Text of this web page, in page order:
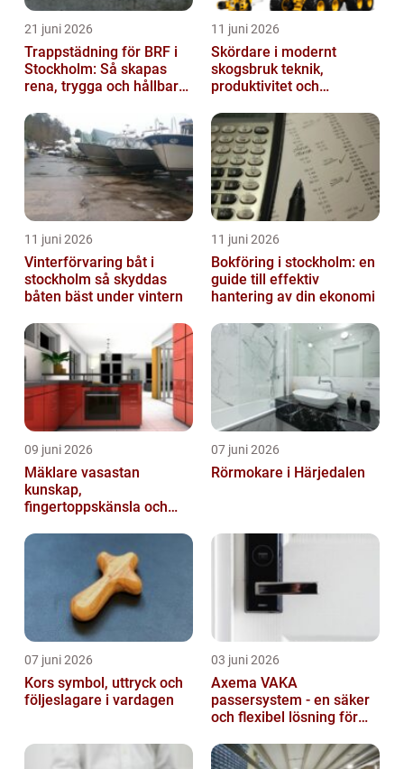
21 juni 2026
Trappstädning för BRF i
Stockholm: Så skapas
rena, trygga och hållbara
11 juni 2026
Skördare i modernt
skogsbruk teknik,
produktivitet och
11 juni 2026
Vinterförvaring båt i
stockholm så skyddas
båten bäst under vintern
11 juni 2026
Bokföring i stockholm: en
guide till effektiv
hantering av din ekonomi
09 juni 2026
Mäklare vasastan
kunskap,
fingertoppskänsla och
07 juni 2026
Rörmokare i Härjedalen
07 juni 2026
Kors symbol, uttryck och
följeslagare i vardagen
03 juni 2026
Axema VAKA
passersystem - en säker
och flexibel lösning för